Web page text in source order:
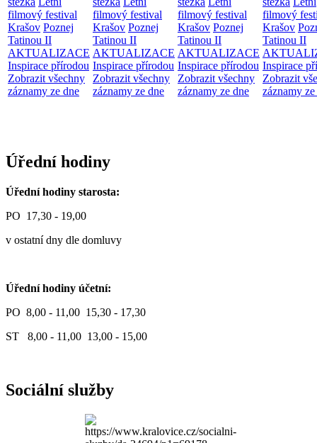
filmový festival
Krašov Poznej
Tatinou II
AKTUALIZACE
Inspirace přírodou
Zobrazit všechny
záznamy ze dne
filmový festival
Krašov Poznej
Tatinou II
AKTUALIZACE
Inspirace přírodou
Zobrazit všechny
záznamy ze dne
filmový festival
Krašov Poznej
Tatinou II
AKTUALIZACE
Inspirace přírodou
Zobrazit všechny
záznamy ze dne
filmový
Krašov
Tatinou II
Inspirace
Zobrazit
záznamy
Úřední hodiny
Úřední hodiny starosta:
PO 17,30 - 19,00
v ostatní dny dle domluvy
Úřední hodiny účetní:
PO 8,00 - 11,00 15,30 - 17,30
ST 8,00 - 11,00 13,00 - 15,00
Sociální služby